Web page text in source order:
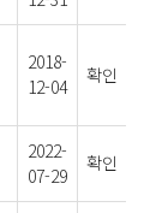
2018-
12-04
확인
2022-
07-29
확인